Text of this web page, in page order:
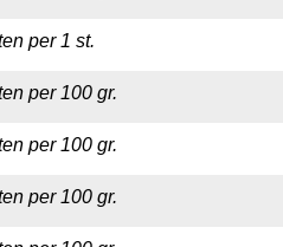
per 1 st.
per 100 gr.
per 100 gr.
per 100 gr.